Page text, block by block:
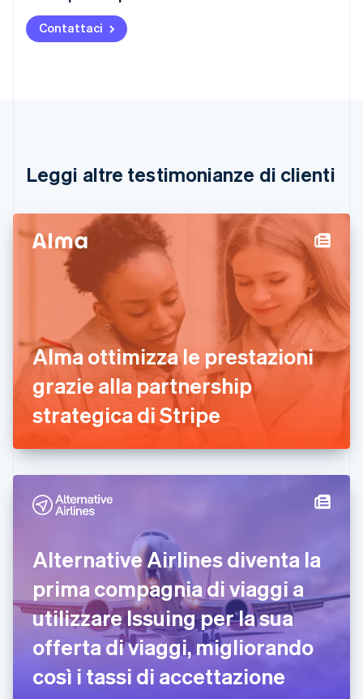
Contattaci
Leggi altre testimonianze di clienti
Alma ottimizza le prestazioni
grazie alla partnership
strategica di Stripe
Alternative Airlines diventa la
prima compagnia di viaggi a
utilizzare Issuing per la sua
offerta di viaggi, migliorando
così i tassi di accettazione
English
Austria
DeutschEnglish
English Français
Cina continentale
Cipro
English
Croazia
English
Danimarca
English
Emirati Arabi Uniti
English
Estonia
English
Finlandia
English
Francia
Germania
日本語English
Gibilterra
English
India
English
Irlanda
English
Italia
Italiano English
Lettonia